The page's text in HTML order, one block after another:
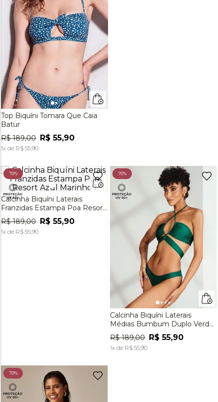
Top Biquíni Tomara Que Caia
Batur
R$ 189,00 R$ 55,90
1x de R$ 55,90
70%
Calcinha Biquíni Laterais
Franzidas Estampa Poa Resort
Azul Marinho
R$ 189,00 R$ 55,90
1x de R$ 55,90
70%
Calcinha Biquíni Laterais
Médias Bumbum Duplo Verde
Malaquita
R$ 189,00 R$ 55,90
1x de R$ 55,90
70%